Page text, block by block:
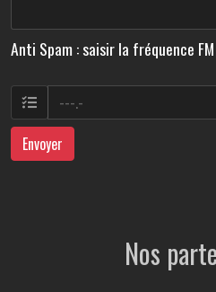
Anti Spam : saisir la fréquence
Envoyer
Nos